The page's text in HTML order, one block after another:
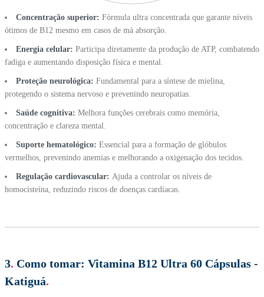
Concentração superior: Fórmula ultra concentrada que garante níveis
ótimos de B12 mesmo em casos de má absorção.
Energia celular: Participa diretamente da produção de ATP, combatendo
fadiga e aumentando disposição física e mental.
Proteção neurológica: Fundamental para a síntese de mielina,
protegendo o sistema nervoso e prevenindo neuropatias.
Saúde cognitiva: Melhora funções cerebrais como memória,
concentração e clareza mental.
Suporte hematológico: Essencial para a formação de glóbulos
vermelhos, prevenindo anemias e melhorando a oxigenação dos tecidos.
Regulação cardiovascular: Ajuda a controlar os níveis de
homocisteína, reduzindo riscos de doenças cardíacas.
3. Como tomar: Vitamina B12 Ultra 60 Cápsulas -
Katiguá.